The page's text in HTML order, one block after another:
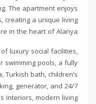
The apartment enjoys
creating a unique living
in the heart of Alanya.
luxury social facilities,
swimming pools, a fully
bath, children’s
generator, and 24/7
interiors, modern living